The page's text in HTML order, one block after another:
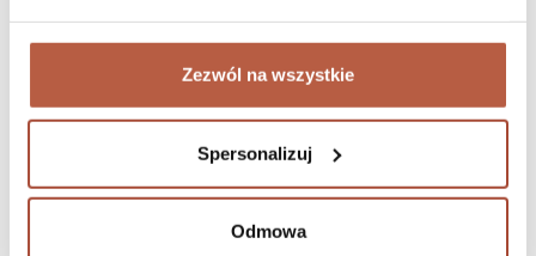
Zezwól na wszystkie
Spersonalizuj
Odmowa
99,99 zł Więcej 109,99 zł Więcej